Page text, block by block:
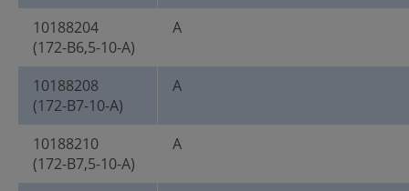
10188204
(172-B6,5-10-A)
A
10188208
(172-B7-10-A)
A
10188210
(172-B7,5-10-A)
A